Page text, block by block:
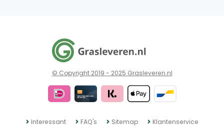
© Copyright 2019 - 2025 Grasleveren.nl
Interessant FAQ's Sitemap Klantenservice